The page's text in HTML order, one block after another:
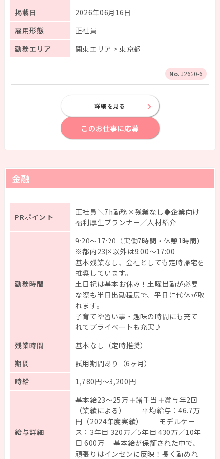
掲載日
2026年06月16日
雇用形態
正社員
勤務エリア
関東エリア > 東京都
J2620-6
詳細を見る
このお仕事に応募
金融
PRポイント
正社員＼7h勤務×残業なし◆企業向け
福利厚生プランナー／人材紹介
勤務時間
9:20～17:20（実働7時間・休憩1時間）
※都内23区以外は9:00～17:00
基本残業なし、会社としても定時帰宅を
推奨しています。
土日祝は基本お休み！土曜出勤が必要
な際も半日出勤程度で、平日に代休が取
れます。
子育てや習い事・趣味の時間にも充て
れてプライベートも充実♪
残業時間
基本なし（定時推奨）
期間
試用期間あり（6ヶ月）
時給
1,780円～3,200円
給与詳細
基本給23～25万＋諸手当＋賞与年2回
（業績による） 平均給与：46.7万
円（2024年度実績） モデルケー
ス：3年目 320万／5年目 430万／10年
目 600万 基本給が保証された中で、
頑張りはインセンに反映！長く勤めれ